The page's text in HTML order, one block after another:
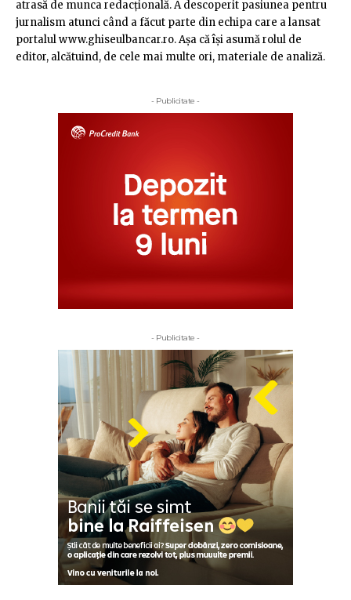
atrasă de munca redacţională. A descoperit pasiunea pentru
jurnalism atunci când a făcut parte din echipa care a lansat
portalul www.ghiseulbancar.ro. Așa că îşi asumă rolul de
editor, alcătuind, de cele mai multe ori, materiale de analiză.
- Publicitate -
- Publicitate -